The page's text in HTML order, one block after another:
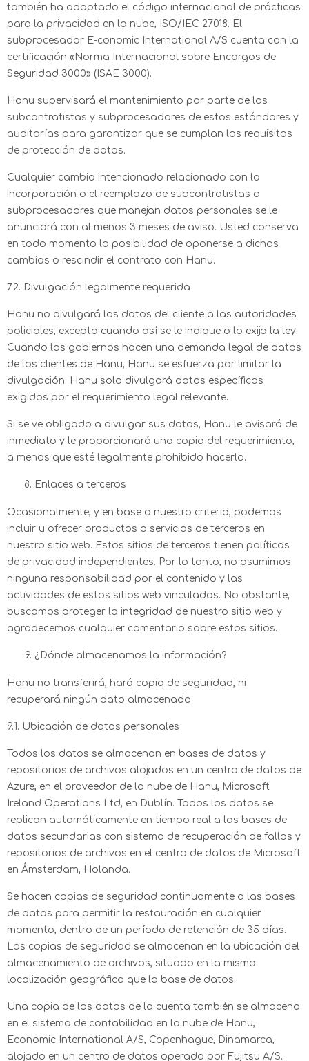
también ha adoptado el código internacional de prácticas
para la privacidad en la nube, ISO/IEC 27018. El
subprocesador E-conomic International A/S cuenta con la
certificación «Norma Internacional sobre Encargos de
Seguridad 3000» (ISAE 3000).
Hanu supervisará el mantenimiento por parte de los
subcontratistas y subprocesadores de estos estándares y
auditorías para garantizar que se cumplan los requisitos
de protección de datos.
Cualquier cambio intencionado relacionado con la
incorporación o el reemplazo de subcontratistas o
subprocesadores que manejan datos personales se le
anunciará con al menos 3 meses de aviso. Usted conserva
en todo momento la posibilidad de oponerse a dichos
cambios o rescindir el contrato con Hanu.
7.2. Divulgación legalmente requerida
Hanu no divulgará los datos del cliente a las autoridades
policiales, excepto cuando así se le indique o lo exija la ley.
Cuando los gobiernos hacen una demanda legal de datos
de los clientes de Hanu, Hanu se esfuerza por limitar la
divulgación. Hanu solo divulgará datos específicos
exigidos por el requerimiento legal relevante.
Si se ve obligado a divulgar sus datos, Hanu le avisará de
inmediato y le proporcionará una copia del requerimiento,
a menos que esté legalmente prohibido hacerlo.
Enlaces a terceros
Ocasionalmente, y en base a nuestro criterio, podemos
incluir u ofrecer productos o servicios de terceros en
nuestro sitio web. Estos sitios de terceros tienen políticas
de privacidad independientes. Por lo tanto, no asumimos
ninguna responsabilidad por el contenido y las
actividades de estos sitios web vinculados. No obstante,
buscamos proteger la integridad de nuestro sitio web y
agradecemos cualquier comentario sobre estos sitios.
¿Dónde almacenamos la información?
Hanu no transferirá, hará copia de seguridad, ni
recuperará ningún dato almacenado
9.1. Ubicación de datos personales
Todos los datos se almacenan en bases de datos y
repositorios de archivos alojados en un centro de datos de
Azure, en el proveedor de la nube de Hanu, Microsoft
Ireland Operations Ltd, en Dublín. Todos los datos se
replican automáticamente en tiempo real a las bases de
datos secundarias con sistema de recuperación de fallos y
repositorios de archivos en el centro de datos de Microsoft
en Ámsterdam, Holanda.
Se hacen copias de seguridad continuamente a las bases
de datos para permitir la restauración en cualquier
momento, dentro de un período de retención de 35 días.
Las copias de seguridad se almacenan en la ubicación del
almacenamiento de archivos, situado en la misma
localización geográfica que la base de datos.
Una copia de los datos de la cuenta también se almacena
en el sistema de contabilidad en la nube de Hanu,
Economic International A/S, Copenhague, Dinamarca,
alojado en un centro de datos operado por Fujitsu A/S.